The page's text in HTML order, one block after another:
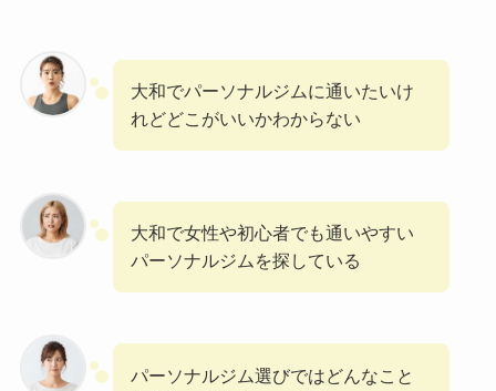
大和でパーソナルジムに通いたいけ
れどどこがいいかわからない
大和で女性や初心者でも通いやすい
パーソナルジムを探している
パーソナルジム選びではどんなこと